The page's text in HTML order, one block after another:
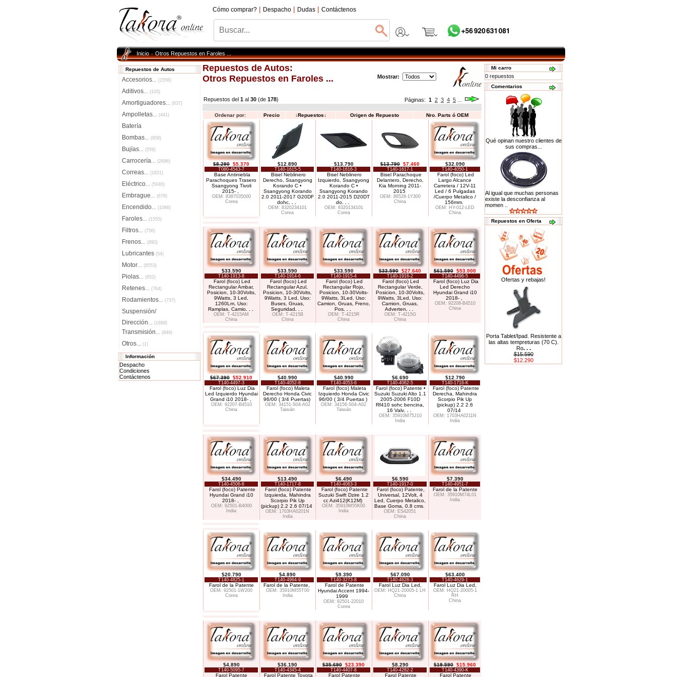
Cómo comprar? | Despacho | Dudas | Contáctenos
Inicio»Otros Repuestos en Faroles ...
Repuestos de Autos
Accesorios... (1556)
Aditivos... (103)
Amortiguadores... (837)
Ampolletas... (441)
Batería
Bombas... (958)
Bujías... (559)
Carrocería... (2696)
Correas... (1831)
Eléctrico... (5040)
Embrague... (678)
Encendido... (1086)
Faroles... (1555)
Filtros... (756)
Frenos... (890)
Lubricantes (54)
Motor... (8553)
Piolas... (652)
Retenes... (764)
Rodamientos... (737)
Suspensión/
Dirección... (1699)
Transmisión... (849)
Otros... (1)
Información
Despacho
Condiciones
Contáctenos
Repuestos de Autos:
Otros Repuestos en Faroles ...
Mostrar:
Repuestos del 1 al 30 (de 178) Páginas: 1 2 3 4 5
Ordenar por: Precio ↓Repuestos↓ Origen de Repuesto Nro. Parts ó OEM
$8.290 $5.370
T080-4543-7
Base Antiniebla
Parachoques Trasero
Ssangyong Tivoli
2015- ,
OEM: 8387035000
Corea
$12.890
T140-1615-5
Bisel Neblinero
Derecho, Ssangyong
Korando C •
Ssangyong Korando
2.0 2011-2017 G20DF
dohc
OEM: 8320234101
Corea
$13.790
T140-1616-3
Bisel Neblinero
Izquierdo, Ssangyong
Korando C •
Ssangyong Korando
2.0 2011-2015 D20DT
do
OEM: 8320134101
Corea
$13.790 $7.460
T140-1617-1
Bisel Parachoque
Delantero, Derecho,
Kia Morning 2011-
2015
OEM: 86528-1Y300
China
$32.090
T140-4050-1
Farol (foco) Led
Largo Alcance
Carretera / 12V-11
Led / 6 Pulgadas
/Cuerpo Metalico /
156mm.
OEM: HY-012-LED
China
$33.590
T140-1913-8
Farol (foco) Led
Rectangular Ambar,
Posicion, 10-30Volts,
9Watts, 3 Led,
1260Lm, Uso:
Ramplas, Camio. . .
OEM: T-4215AM
China
$33.590
T140-1914-6
Farol (foco) Led
Rectangular Azul,
Posicion, 10-30Volts,
9Watts, 3 Led, Uso:
Buses, Gruas,
Seguridad
OEM: T-4215B
China
$33.590
T140-1915-4
Farol (foco) Led
Rectangular Rojo,
Posicion, 10-30Volts-
9Watts, 3Led, Uso:
Camion, Gruas, Freno,
Pos
OEM: T-4215R
China
$33.590 $27.640
T140-1916-2
Farol (foco) Led
Rectangular Verde,
Posicion, 10-30Volts,
9Watts, 3Led, Uso:
Camion, Gruas,
Adverten
OEM: T-4215G
China
$61.590 $53.000
T140-4496-5
Farol (foco) Luz Dia
Led Derecho
Hyundai Grand i10
2018- ,
OEM: 92208-B4510
China
$67.390 $52.910
T140-4497-3
Farol (foco) Luz Dia
Led Izquierdo Hyundai
Grand i10 2018- ,
OEM: 92207-B4510
China
$40.990
T140-4052-8
Farol (foco) Maleta
Derecho Honda Civic
96/00 ( 3/4 Puertas)
OEM: 34151-S04-A02
Taiwán
$40.990
T140-4053-6
Farol (foco) Maleta
Izquierdo Honda Civic
96/00 ( 3/4 Puertas )
OEM: 34156-S04-A02
Taiwán
$6.690
T140-4062-5
Farol (foco) Patente •
Suzuki Suzuki Alto 1.1
2005-2006 F10D
Rf410 sohc bencina,
16 Valv
OEM: 35910M75J10
India
$12.790
T140-1716-K
Farol (foco) Patente
Derecha, Mahindra
Scorpio Pik Up
(pickup) 2.2 2.6
07/14
OEM: 1703HA0211N
India
$34.490
T140-4506-6
Farol (foco) Patente
Hyundai Grand i10
2018- ,
OEM: 92501-B4000
India
$13.490
T140-1717-8
Farol (foco) Patente
Izquierda, Mahindra
Scorpio Pik Up
(pickup) 2.2 2.6 07/14
OEM: 1703HA0201N
India
$6.490
T140-4063-3
Farol (foco) Patente
Suzuki Swift Dzire 1.2
cc Azi412(K12M)
OEM: 35910M55K00
India
$6.590
T140-1917-0
Farol (foco) Patente,
Universal, 12Volt, 4
Led, Cuerpo Metalico,
Base Goma, 0.8 cms.
OEM: ES42051
China
$7.390
T140-4951-7
Farol de la Patente
OEM: 35910M74L01
India
$20.790
T140-4825-1
Farol de la Patente
OEM: 92501-1W200
Corea
$4.890
T140-4964-9
Farol de la Patente,
OEM: 35910M55T00
India
$9.390
T140-3273-8
Farol de Patente
Hyundai Accent 1994-
1999
OEM: 92501-22010
Corea
$67.090
T140-4628-3
Farol Luz Dia Led,
OEM: HQ21-20005-1 LH
China
$63.400
T140-4629-1
Farol Luz Dia Led,
OEM: HQ21-20005-1
RH
China
$4.890
T140-5095-7
Farol Patente
$36.190
T140-4345-4
Farol Patente Toyota
$35.690 $23.390
T140-4407-8
Farol Patente
$8.290
T140-4282-2
Farol Patente
$19.590 $15.960
T140-4390-K
Farol Patente
Mi carro
0 repuestos
Comentarios
Qué opinan nuestro clientes de
sus compras...
Al igual que muchas personas
existe la desconfianza al
momen ..
Repuestos en Oferta
Ofertas y rebajas!
Porta Tablet/Ipad. Resistente a
las altas tempreturas (70 C).
Ro. . .
$15.590
$12.290